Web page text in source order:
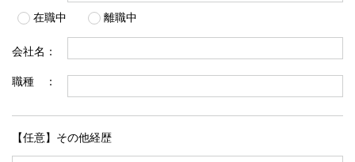
在職中 離職中
会社名：
職種 ：
【任意】その他経歴